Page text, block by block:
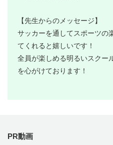
【先生からのメッセージ】
サッカーを通してスポーツの
てくれると嬉しいです！
全員が楽しめる明るいスクー
を心がけております！
PR動画